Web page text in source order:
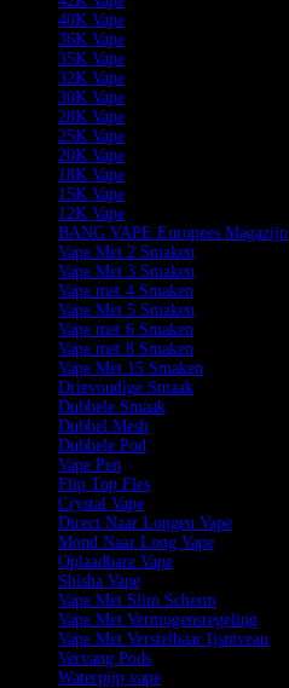
40K Vape
36K Vape
35K Vape
32K Vape
30K Vape
28K Vape
25K Vape
20K Vape
18K Vape
15K Vape
12K Vape
BANG VAPE Europees Magazijn
Vape Met 2 Smaken
Vape Met 3 Smaken
Vape met 4 Smaken
Vape Met 5 Smaken
Vape met 6 Smaken
Vape met 8 Smaken
Vape Met 15 Smaken
Drievoudige Smaak
Dubbele Smaak
Dubbel Mesh
Dubbele Pod
Vape Pen
Flip Top Fles
Crystal Vape
Direct Naar Longen Vape
Mond Naar Long Vape
Oplaadbare Vape
Shisha Vape
Vape Met Slim Scherm
Vape Met Vermogensregeling
Vape Met Verstelbaar Ijsniveau
Vervang Pods
Waterpijp vape